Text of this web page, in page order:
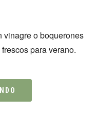
vinagre o boquerones
para verano.